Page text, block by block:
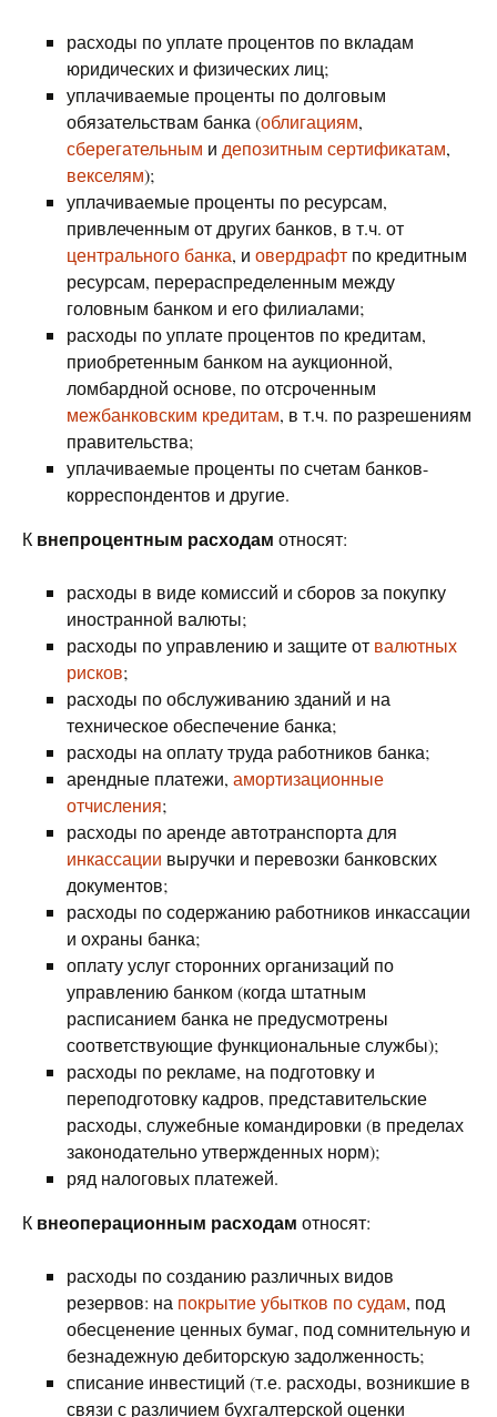
расходы по уплате процентов по вкладам
юридических и физических лиц;
уплачиваемые проценты по долговым
обязательствам банка (облигациям,
сберегательным и депозитным сертификатам,
векселям);
уплачиваемые проценты по ресурсам,
привлеченным от других банков, в т.ч. от
центрального банка, и овердрафт по кредитным
ресурсам, перераспределенным между
головным банком и его филиалами;
расходы по уплате процентов по кредитам,
приобретенным банком на аукционной,
ломбардной основе, по отсроченным
межбанковским кредитам, в т.ч. по разрешениям
правительства;
уплачиваемые проценты по счетам банков-
корреспондентов и другие.
К внепроцентным расходам относят:
расходы в виде комиссий и сборов за покупку
иностранной валюты;
расходы по управлению и защите от валютных
рисков;
расходы по обслуживанию зданий и на
техническое обеспечение банка;
расходы на оплату труда работников банка;
арендные платежи, амортизационные
отчисления;
расходы по аренде автотранспорта для
инкассации выручки и перевозки банковских
документов;
расходы по содержанию работников инкассации
и охраны банка;
оплату услуг сторонних организаций по
управлению банком (когда штатным
расписанием банка не предусмотрены
соответствующие функциональные службы);
расходы по рекламе, на подготовку и
переподготовку кадров, представительские
расходы, служебные командировки (в пределах
законодательно утвержденных норм);
ряд налоговых платежей.
К внеоперационным расходам относят:
расходы по созданию различных видов
резервов: на покрытие убытков по судам, под
обесценение ценных бумаг, под сомнительную и
безнадежную дебиторскую задолженность;
списание инвестиций (т.е. расходы, возникшие в
связи с различием бухгалтерской оценки